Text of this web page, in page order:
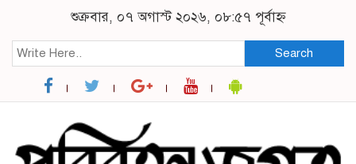
শুক্রবার, ০৭ অগাস্ট ২০২৬, ০৮:৫৭ পূর্বাহ্ন
Search